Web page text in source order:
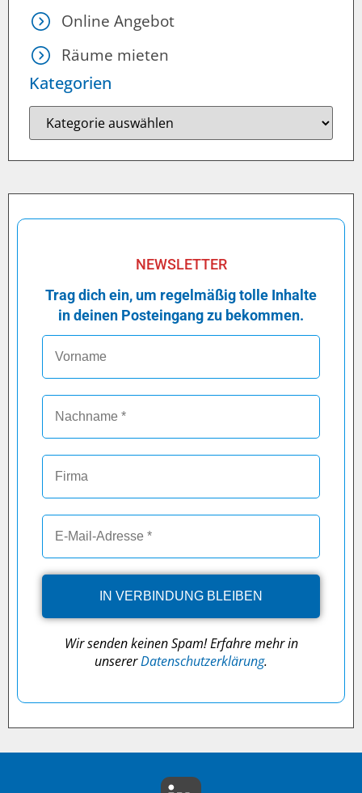
Online Angebot
Räume mieten
Kategorien
NEWSLETTER
Trag dich ein, um regelmäßig tolle Inhalte
in deinen Posteingang zu bekommen.
Wir senden keinen Spam! Erfahre mehr in
unsererDatenschutzerklärung.